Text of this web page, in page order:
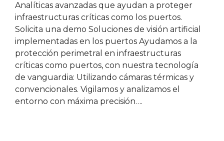
Analíticas avanzadas que ayudan a proteger
infraestructuras críticas como los puertos.
Solicita una demo Soluciones de visión artificial
implementadas en los puertos Ayudamos a la
protección perimetral en infraestructuras
críticas como puertos, con nuestra tecnología
de vanguardia: Utilizando cámaras térmicas y
convencionales. Vigilamos y analizamos el
entorno con máxima precisión….